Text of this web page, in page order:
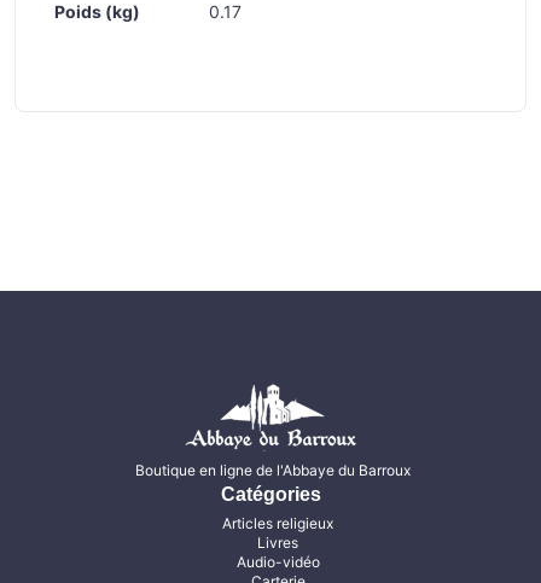
Poids (kg) 0.17
Boutique en ligne de l'Abbaye du Barroux
Catégories
Articles religieux
Livres
Audio-vidéo